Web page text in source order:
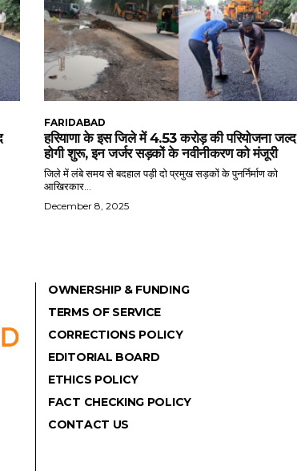
FARIDABAD
हरियाणा के इस जिले में 4.53 करोड़ की परियोजना जल्द
होगी शुरू, इन जर्जर सड़कों के नवीनीकरण को मंजूरी
जिले में लंबे समय से बदहाल पड़ी दो प्रमुख सड़कों के पुनर्निर्माण को
आखिरकार...
December 8, 2025
OWNERSHIP & FUNDING
TERMS OF SERVICE
CORRECTIONS POLICY
EDITORIAL BOARD
ETHICS POLICY
FACT CHECKING POLICY
CONTACT US